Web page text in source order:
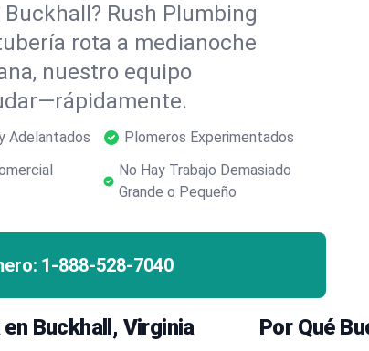
Rush Plumbing
rota a medianoche
nuestro equipo
Adelantados
Plomeros Experimentados
No Hay Trabajo Demasiado
Grande o Pequeño
1-888-528-7040
Buckhall, Virginia Por Qué